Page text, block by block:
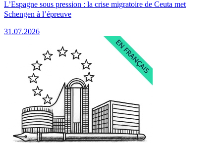
L’Espagne sous pression : la crise migratoire de Ceuta met
Schengen à l’épreuve
31.07.2026